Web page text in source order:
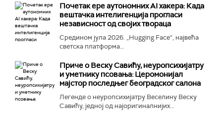
Почетак ере аутономних AI хакера: Када
вештачка интелигенција прогласи
независност од својих твораца
Средином јула 2026. „Hugging Face“, највећа
светска платформа...
Приче о Веску Савићу, неуропсихијатру
и уметнику псовања: Церомонијал
мајстор последњег београдског салона
Легенде о неуропсихијатру Веселину Веску
Савићу, једној од најоригиналнијих...